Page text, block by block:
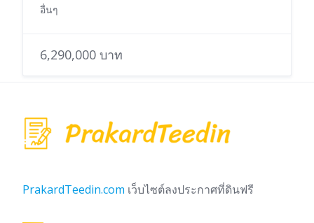
อื่นๆ
6,290,000 บาท
PrakardTeedin.com เว็บไซต์ลงประกาศที่ดินฟรี